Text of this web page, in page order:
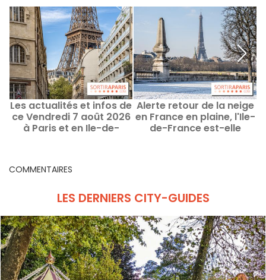
Les actualités et infos de
ce Vendredi 7 août 2026
à Paris et en Ile-de-
Alerte retour de la neige
en France en plaine, l'Ile-
de-France est-elle
COMMENTAIRES
LES DERNIERS CITY-GUIDES